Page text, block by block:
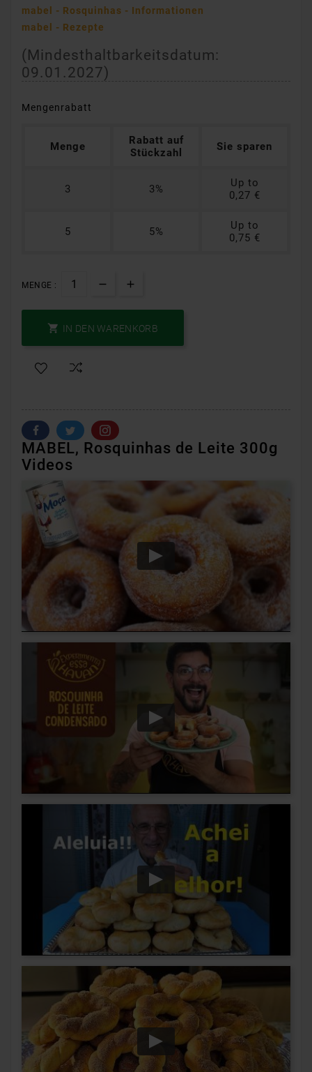
mabel - Rosquinhas - Informationen
mabel - Rezepte
(Mindesthaltbarkeitsdatum:
09.01.2027)
Mengenrabatt
Menge
Rabatt auf
Stückzahl
Sie sparen
3 3%
Up to
0,27 €
5 5%
Up to
0,75 €
MENGE :
 IN DEN WARENKORB
MABEL, Rosquinhas de Leite 300g
Videos